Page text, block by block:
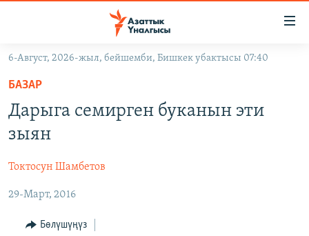
Навигацияга
өтүңүз
Издөөгө
салыңызКЫРГЫЗСТАН
ЭКОНОМИКА
МАДАНИЯТ
ДҮЙНӨ
БОРБОР АЗИЯ
АТАЙЫН ИЛИКТӨӨ
ТВ ПРОГРАММАЛАР
БҮГҮН АЗАТТЫКТА
ПОДКАСТ
6-Август, 2026-жыл, бейшемби, Бишкек убактысы 07:40
БАЗАР
Дарыга семирген буканын эти
зыян
Токтосун Шамбетов
29-Март, 2016
Бөлүшүңүз